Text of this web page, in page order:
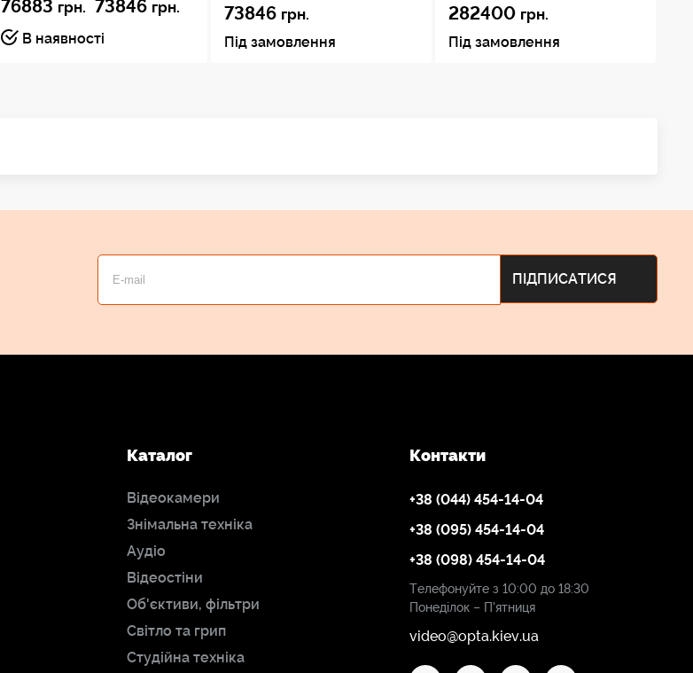
76883 грн. 73846 грн.
В наявності
73846 грн.
Під замовлення
282400 грн.
Під замовлення
Каталог
Відеокамери
Знімальна техніка
Аудіо
Відеостіни
Об'єктиви, фільтри
Світло та грип
Студійна техніка
Контакти
+38 (044) 454-14-04
+38 (095) 454-14-04
+38 (098) 454-14-04
Телефонуйте з 10:00 до 18:30
Понеділок – П'ятниця
video@opta.kiev.ua